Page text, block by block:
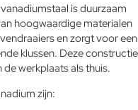
is duurzaam
hoogwaardige materialen
en zorgt voor een
klussen. Deze constructie
werkplaats als thuis.
zijn: